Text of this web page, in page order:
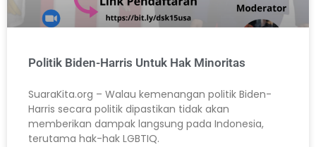
Politik Biden-Harris Untuk Hak Minoritas
SuaraKita.org – Walau kemenangan politik Biden-
Harris secara politik dipastikan tidak akan
memberikan dampak langsung pada Indonesia,
terutama hak-hak LGBTIQ.